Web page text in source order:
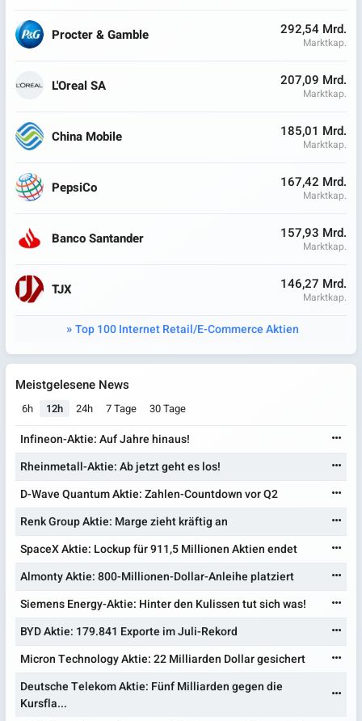
Procter & Gamble 292,54 Mrd.
Marktkap.
L'Oreal SA 207,09 Mrd.
Marktkap.
China Mobile 185,01 Mrd.
Marktkap.
PepsiCo 167,42 Mrd.
Marktkap.
Banco Santander 157,93 Mrd.
Marktkap.
TJX 146,27 Mrd.
Marktkap.
Top 100 Internet Retail/E-Commerce Aktien
Meistgelesene News
6h 12h 24h 7 Tage 30 Tage
Infineon-Aktie: Auf Jahre hinaus!
Rheinmetall-Aktie: Ab jetzt geht es los!
D-Wave Quantum Aktie: Zahlen-Countdown vor Q2
Renk Group Aktie: Marge zieht kräftig an
SpaceX Aktie: Lockup für 911,5 Millionen Aktien endet
Almonty Aktie: 800-Millionen-Dollar-Anleihe platziert
Siemens Energy-Aktie: Hinter den Kulissen tut sich was!
BYD Aktie: 179.841 Exporte im Juli-Rekord
Micron Technology Aktie: 22 Milliarden Dollar gesichert
Deutsche Telekom Aktie: Fünf Milliarden gegen die
Kursfla...